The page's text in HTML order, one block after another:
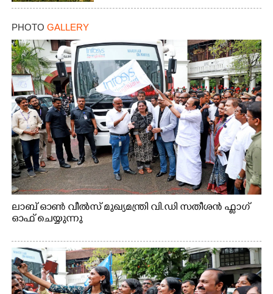
PHOTO GALLERY
ലാബ് ഓൺ വീൽസ് മുഖ്യമന്ത്രി വി.ഡി സതീശൻ ഫ്ലാഗ്
ഓഫ് ചെയ്യുന്നു